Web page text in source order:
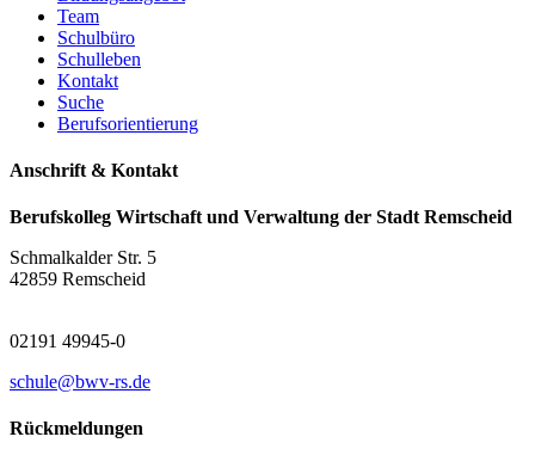
Team
Schulbüro
Schulleben
Kontakt
Suche
Berufsorientierung
Anschrift & Kontakt
Berufskolleg Wirtschaft und Verwaltung der Stadt Remscheid
Schmalkalder Str. 5
42859 Remscheid
02191 49945-0
schule@bwv-rs.de
Rückmeldungen